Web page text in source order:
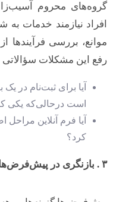
گروه‌های محروم آسیب‌زا
افراد نیازمند خدمات به
موانع، بررسی فرآیندها
رفع این مشکلات سؤالاتی
آیا برای ثبت‌نام در
است درحالی‌که یکی
آیا فرم آنلاین
کرد؟
۳ . بازنگری در پیش‌فرض‌ها (Defaults)